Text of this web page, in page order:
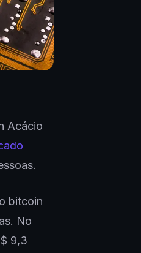
Acácio
bitcoin
No
9,3